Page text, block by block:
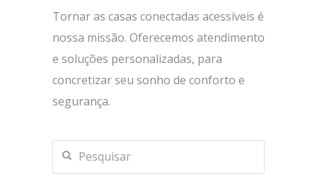
Tornar as casas conectadas acessíveis é
nossa missão. Oferecemos atendimento
e soluções personalizadas, para
concretizar seu sonho de conforto e
segurança.